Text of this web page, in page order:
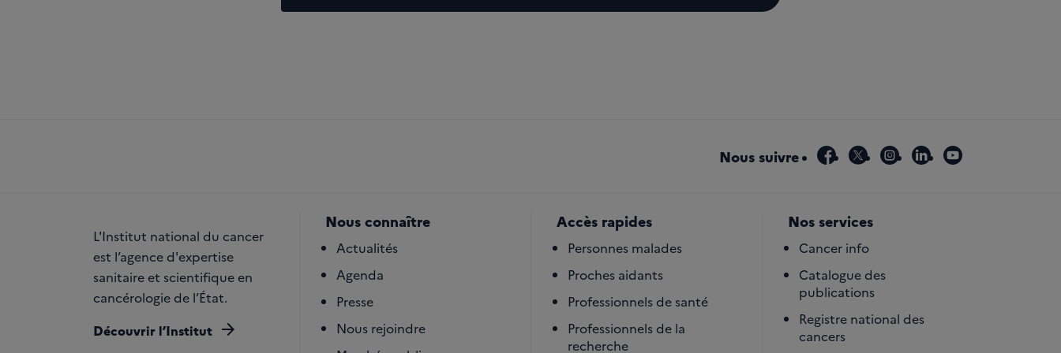
Nous suivre facebook
x instagram
linkedinyoutube
L'Institut national du cancer
est l’agence d'expertise
sanitaire et scientifique en
cancérologie de l’État.
Découvrir l’Institut arrow_forward
Nous connaître
Actualités
Agenda
Presse
Nous rejoindre
Accès rapides
Personnes malades
Proches aidants
Professionnels de santé
Professionnels de la
recherche
Nos services
Cancer info
Catalogue des
publications
Registre national des
cancers